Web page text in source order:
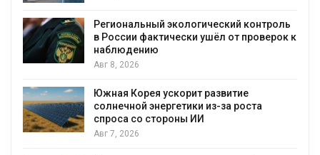
Региональный экологический контроль
в России фактически ушёл от проверок к
наблюдению
Авг 8, 2026
Южная Корея ускорит развитие
солнечной энергетики из-за роста
спроса со стороны ИИ
Авг 7, 2026